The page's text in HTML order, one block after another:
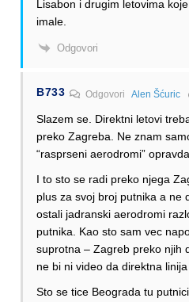
Lisabon i drugim letovima
imale.
Odgovori
B733 Odgovori Alen Šćuric
Slazem se. Direktni letovi
preko Zagreba. Ne znam
“rasprseni aerodromi”
I to sto se radi preko njega
plus za svoj broj putnika a ne
ostali jadranski aerodromi
putnika. Kao sto sam vec
suprotna – Zagreb preko njih
ne bi ni video da direktna linija
Sto se tice Beograda tu